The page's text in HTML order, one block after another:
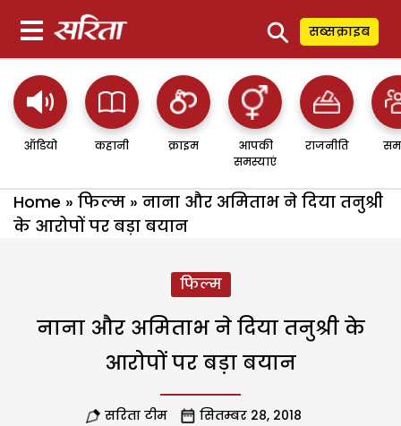
⚲ सब्सक्राइब
ऑडियो कहानी क्राइम
आपकी
समस्याएं
राजनीति
Home » फिल्म » नाना और अमिताभ ने दिया तनुश्री
के आरोपों पर बड़ा बयान
फिल्म
नाना और अमिताभ ने दिया तनुश्री के
आरोपों पर बड़ा बयान
सरिता टीम सितम्बर 28, 2018